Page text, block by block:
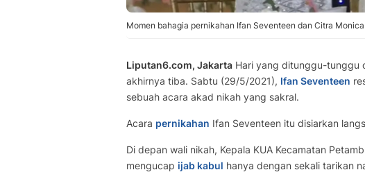
Momen bahagia pernikahan Ifan Seventeen dan Citra
Liputan6.com, Jakarta Hari yang ditunggu-tunggu
akhirnya tiba. Sabtu (29/5/2021), Ifan Seventeen
sebuah acara akad nikah yang sakral.
Acara pernikahan Ifan Seventeen itu disiarkan
Di depan wali nikah, Kepala KUA Kecamatan
mengucap ijab kabul hanya dengan sekali tarikan